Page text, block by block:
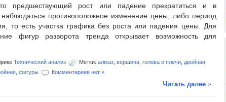
что предшествующий рост или падение прекратиться и в
противоположное изменение цены, либо период
то есть участка графика без роста или падения цены. Для
фигур разворота тренда открывает возможность для
Технический анализ Метки: алмаз вершина голова и плечи двойная
фигуры Комментариев нет »
Читать далее »